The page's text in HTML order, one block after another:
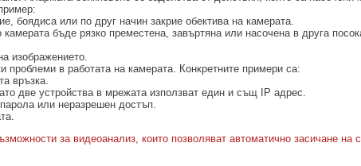
боядиса или по друг начин закрие обектива на камерата.
камерата бъде рязко преместена, завъртяна или насочена в друга
изображението.
проблеми в работата на камерата. Конкретните примери са:
връзка.
две устройства в мрежата използват един и същ IP адрес.
или неразрешен достъп.
за видеоанализ, които позволяват автоматично засичане на